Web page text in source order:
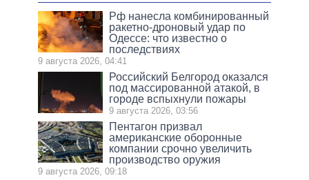
Рф нанесла комбинированный
ракетно-дроновый удар по
Одессе: что известно о
последствиях
9 августа 2026, 04:41
Российский Белгород оказался
под массированной атакой, в
городе вспыхнули пожары
9 августа 2026, 03:56
Пентагон призвал
американские оборонные
компании срочно увеличить
производство оружия
9 августа 2026, 09:18